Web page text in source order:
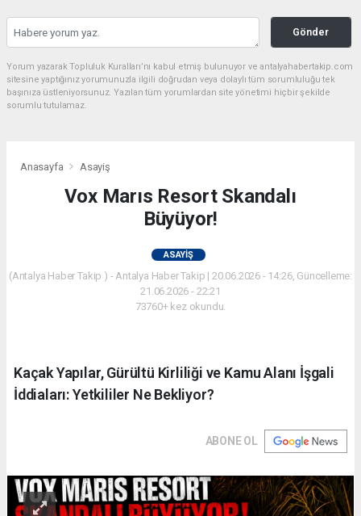
Gönder
Yorum yazarak Topluluk Kuralları’nı kabul etmiş bulunuyor ve antalyahabertakip.com
sitesine yaptığınız yorumunuzla ilgili doğrudan veya dolaylı tüm sorumluluğu tek
başınıza üstleniyorsunuz. Yazılan tüm yorumlardan site yönetimi hiçbir şekilde
sorumlu tutulamaz.
Anasayfa Asayiş
Vox Marıs Resort Skandalı
Büyüyor!
ASAYIŞ
(Antalya Haber Takip ) - Antalya Haber Takip | 20.06.2026 - 14:26, Güncelleme:
21.06.2026 - 22:21
73760+ kez okundu.
Kaçak Yapılar, Gürültü Kirliliği ve Kamu Alanı İşgali
İddiaları: Yetkililer Ne Bekliyor?
ABONE OL